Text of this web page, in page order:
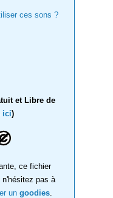
ces sons ?
et Libre de
ici)
ce fichier
pas à
un goodies.